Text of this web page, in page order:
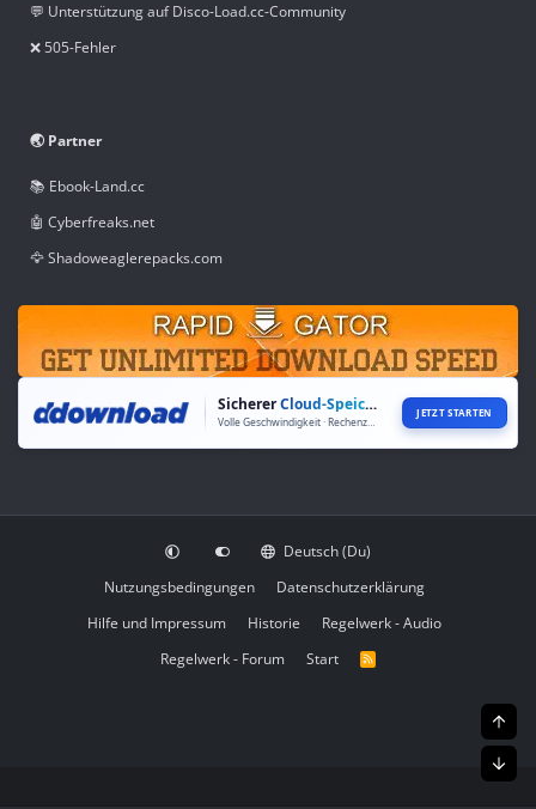
💬 Unterstützung auf Disco-Load.cc-Community
❌ 505-Fehler
🌏 Partner
📚 Ebook-Land.cc
🤖 Cyberfreaks.net
🦅 Shadoweaglerepacks.com
SichererCloud-Speicher JETZT STARTEN
Deutsch (Du)
Nutzungsbedingungen
Datenschutzerklärung
Hilfe und Impressum
Historie
Regelwerk - Audio
Regelwerk - Forum
Start
R